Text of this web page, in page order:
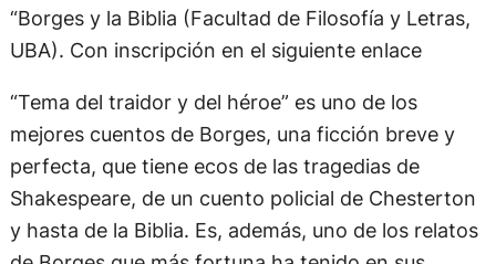
“Borges y la Biblia (Facultad de Filosofía y Letras,
UBA). Con inscripción en el siguiente enlace
“Tema del traidor y del héroe” es uno de los
mejores cuentos de Borges, una ficción breve y
perfecta, que tiene ecos de las tragedias de
Shakespeare, de un cuento policial de Chesterton
y hasta de la Biblia. Es, además, uno de los relatos